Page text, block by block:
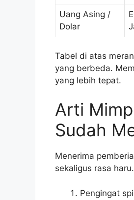
Uang Asing /
Dolar
Tabel di atas
yang berbeda.
yang lebih tepat.
Arti
Sudah
Menerima
sekaligus rasa
Pengingat